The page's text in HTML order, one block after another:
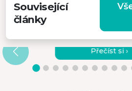
Související
články
SOUTĚŽ O PRVNÍ
MONITOR NA
Přečíst si ›